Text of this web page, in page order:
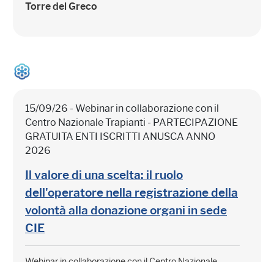
Torre del Greco
15/09/26 - Webinar in collaborazione con il
Centro Nazionale Trapianti - PARTECIPAZIONE
GRATUITA ENTI ISCRITTI ANUSCA ANNO
2026
Il valore di una scelta: il ruolo
dell'operatore nella registrazione della
volontà alla donazione organi in sede
CIE